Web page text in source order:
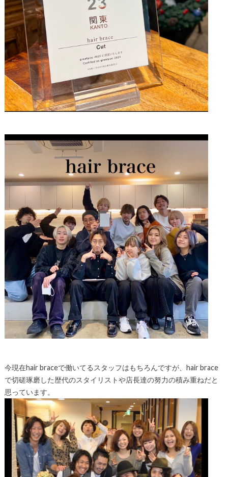
今現在hair braceで働いてるスタッフはもちろんですが、hair brace
で切磋琢磨した歴代のスタイリストや店長達の努力の積み重ねだと
思っています。